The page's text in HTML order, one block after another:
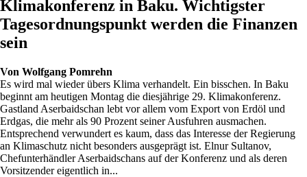
Klimakonferenz in Baku. Wichtigster
Tagesordnungspunkt werden die Finanzen
sein
Von Wolfgang Pomrehn
Es wird mal wieder übers Klima verhandelt. Ein bisschen. In Baku
beginnt am heutigen Montag die diesjährige 29. Klimakonferenz.
Gastland Aserbaidschan lebt vor allem vom Export von Erdöl und
Erdgas, die mehr als 90 Prozent seiner Ausfuhren ausmachen.
Entsprechend verwundert es kaum, dass das Interesse der Regierung
an Klimaschutz nicht besonders ausgeprägt ist. Elnur Sultanov,
Chefunterhändler Aserbaidschans auf der Konferenz und als deren
Vorsitzender eigentlich in...